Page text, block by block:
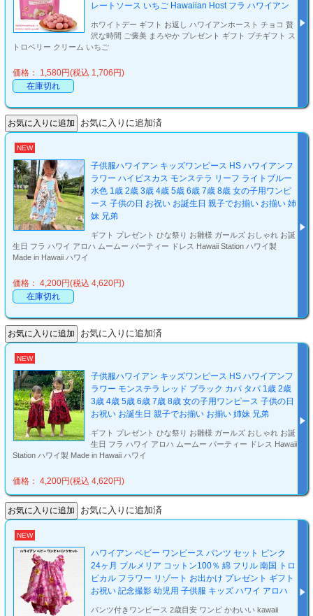
レートソース いちご Hawaiian Host フラ ハワイアン
ホワイトデー ギフト お返し ハワイアンホースト チョコ 贅
沢な時間 ご褒美 まろやか プレゼント ギフト プチギフト ス
トロベリー クリーム いちご
価格： 1,580円(税込 1,706円)
在庫切れ
お気に入りに追加済
NEW
子供服ハワイアン キッズワンピース HS ハワイアンフ
ラワー ハイビスカス モンステラ リーフ ライトブルー
水色 1歳 2歳 3歳 4歳 5歳 6歳 7歳 8歳 女の子用ワンピ
ース 子供の日 お祝い お誕生日 親子でお揃い お揃い 姉
妹 兄弟
ギフト プレゼント ひな祭り お雛様 ガールズ おしゃれ お誕
生日 フラ ハワイ アロハ ムームー パーティー ドレス Hawaii Station ハワイ製
Made in Hawaii ハワイ
価格： 4,200円(税込 4,620円)
在庫切れ
お気に入りに追加済
NEW
子供服ハワイアン キッズワンピース HS ハワイアンフ
ラワー モンステラ レッド ブラック カパ タパ 1歳 2歳
3歳 4歳 5歳 6歳 7歳 8歳 女の子用ワンピース 子供の日
お祝い お誕生日 親子でお揃い お揃い 姉妹 兄弟
ギフト プレゼント ひな祭り お雛様 ガールズ おしゃれ お誕
生日 フラ ハワイ アロハ ムームー パーティー ドレス Hawaii
Station ハワイ製 Made in Hawaii ハワイ
価格： 4,200円(税込 4,620円)
お気に入りに追加済
NEW
ハワイアン ベビー ワンピース パンツ セット ピンク
24ヶ月 プルメリア コットン100％ 綿 フリル 南国 トロ
ピカル フラワー リゾート お出かけ プレゼント ギフト
お祝い 記念撮影 幼児用 子供服 キッズ ハワイ アロハ
パンツ付きワンピース 2歳目安 ワンピ かわいい kawaii